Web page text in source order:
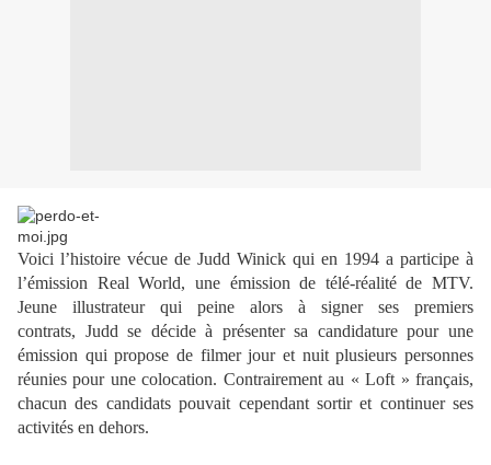
Voici l’histoire vécue de Judd Winick qui en 1994 a participe à
l’émission Real World, une émission de télé-réalité de MTV.
Jeune illustrateur qui peine alors à signer ses premiers
contrats, Judd se décide à présenter sa candidature pour une
émission qui propose de filmer jour et nuit plusieurs personnes
réunies pour une colocation. Contrairement au « Loft » français,
chacun des candidats pouvait cependant sortir et continuer ses
activités en dehors.